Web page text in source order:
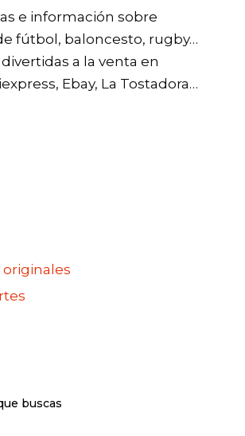
e información sobre
fútbol, baloncesto, rugby…
a la venta en
Ebay, La Tostadora…
originales
buscas